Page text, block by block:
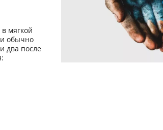
мягкой
обычно
два после